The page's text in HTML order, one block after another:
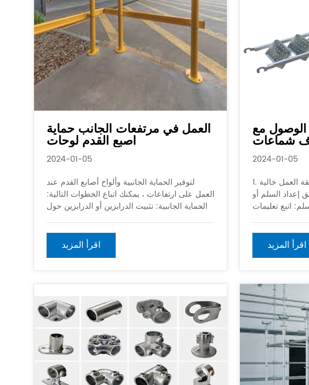
العمل في مرتفعات الجانب حماية
اصبع القدم لوحات
2024-01-05
لتوفير الحماية الجانبية وألواح أصابع القدم عند
العمل على ارتفاعات ، يمكنك اتباع الخطوات التالية:
1. الحماية الجانبية: تثبيت الدرابزين أو الدرابزين حول
للدرابزين ارتفاع لا يقل عن 1 متر وتكون قادرة على
تحمل الجانب
اقرأ المزيد
مع
شماعات
2024-01-05
1. إعداد المنطقة: تأكد من أن منطقة العمل خالية
إعداد السلم أو
السلم: اتبع تعليمات
اقرأ المزيد